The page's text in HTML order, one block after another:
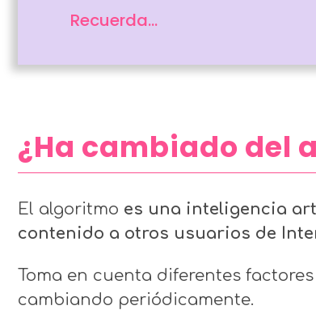
Recuerda…
¿Ha cambiado del
El algoritmo es una inteligencia
contenido a otros usuarios de
Toma en cuenta diferentes
cambiando periódicamente.